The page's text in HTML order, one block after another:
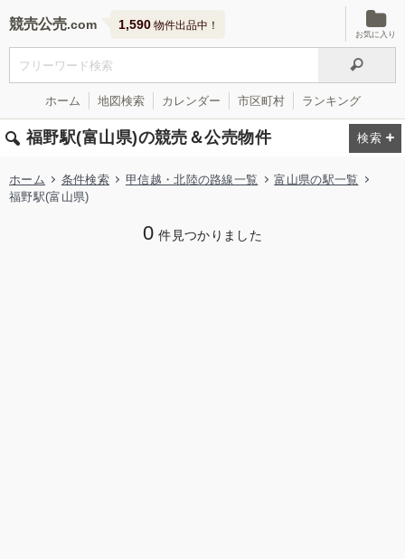
競売公売 1,590 物件出品中！
お気に入り
ホーム 地図検索 カレンダー 市区町村 ランキング
福野駅(富山県)の競売＆公売物件
ホーム 条件検索 甲信越・北陸の路線一覧
富山県の駅一覧
福野駅(富山県)
0 件見つかりました